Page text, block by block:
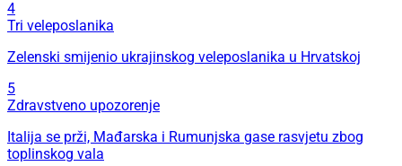
4
Tri veleposlanika
Zelenski smijenio ukrajinskog veleposlanika u Hrvatskoj
5
Zdravstveno upozorenje
Italija se prži, Mađarska i Rumunjska gase rasvjetu zbog
toplinskog vala